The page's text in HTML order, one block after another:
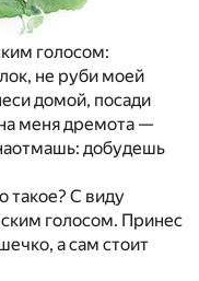
голосом:
не руби моей
домой, посади
меня дремота —
добудешь
такое? С виду
голосом. Принес
а сам стоит